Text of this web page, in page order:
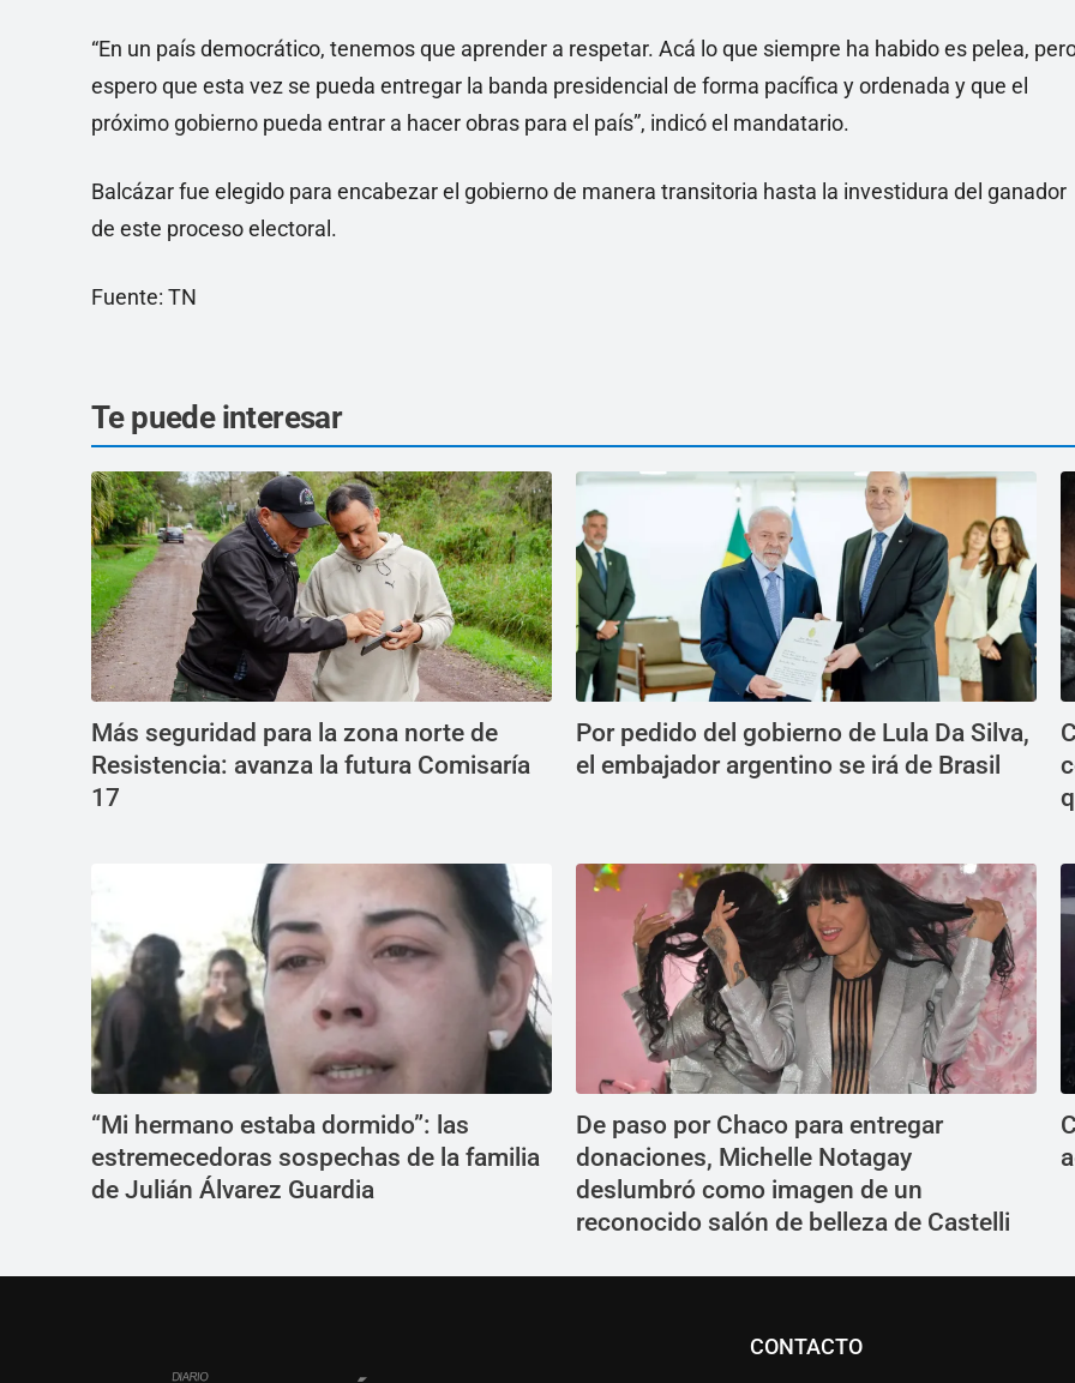
“En un país democrático, tenemos que aprender a respetar. Acá lo que siempre ha habido es pelea,
espero que esta vez se pueda entregar la banda presidencial de forma pacífica y ordenada y que el
próximo gobierno pueda entrar a hacer obras para el país”, indicó el mandatario.
Balcázar fue elegido para encabezar el gobierno de manera transitoria hasta la investidura del ganador
de este proceso electoral.
Fuente: TN
Te puede interesar
Más seguridad para la zona norte de
Resistencia: avanza la futura Comisaría
17
Por pedido del gobierno de Lula Da Silva,
el embajador argentino se irá de Brasil
“Mi hermano estaba dormido”: las
estremecedoras sospechas de la familia
de Julián Álvarez Guardia
De paso por Chaco para entregar
donaciones, Michelle Notagay
deslumbró como imagen de un
reconocido salón de belleza de Castelli
CONTACTO